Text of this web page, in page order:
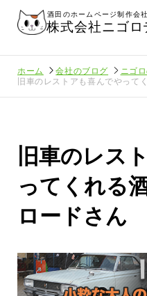
酒田のホームページ制作会社
株式会社ニゴロ
ホーム 会社のブログ
ニゴ
旧車のレストアも喜んでやって
旧車のレス
ってくれる
ロードさん